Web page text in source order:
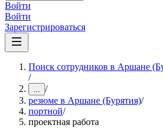
Войти
Войти
Зарегистрироваться
Поиск сотрудников в Аршане
/
... /
резюме в Аршане (Бурятия)/
портной/
проектная работа